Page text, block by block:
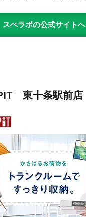
スぺラボの公式サイトへ
東十条駅前店